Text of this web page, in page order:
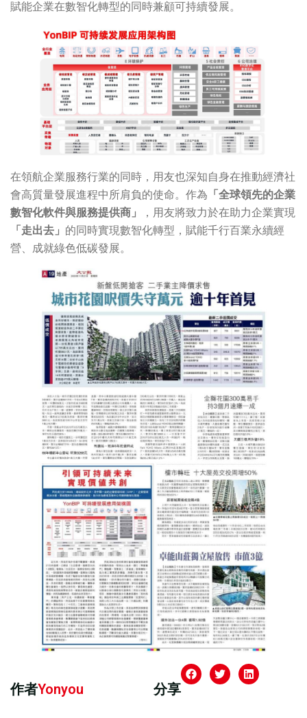
賦能企業在數智化轉型的同時兼顧可持續發展。
在領航企業服務行業的同時，用友也深知自身在推動經濟社
會高質量發展進程中所肩負的使命。作為 「全球領先的企業
數智化軟件與服務提供商」
，用友將致力於在助力企業實現
「走出去」 的同時實現數智化轉型，賦能千行百業永續經
營、成就綠色低碳發展。
作者Yonyou 分享